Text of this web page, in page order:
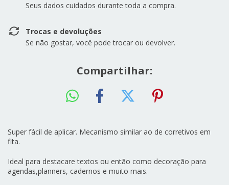
Seus dados cuidados durante toda a compra.
Trocas e devoluções
Se não gostar, você pode trocar ou devolver.
Compartilhar:
Super fácil de aplicar. Mecanismo similar ao de corretivos em
fita.
Ideal para destacare textos ou então como decoração para
agendas,planners, cadernos e muito mais.